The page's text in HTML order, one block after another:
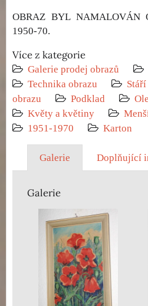
OBRAZ BYL NAMALOVÁN
1950-70.
Více z kategorie
Galerie prodej obrazů
Technika obrazu
obrazu
Podklad
Květy a květiny
1951-1970
Karton
Galerie Doplňující
Galerie